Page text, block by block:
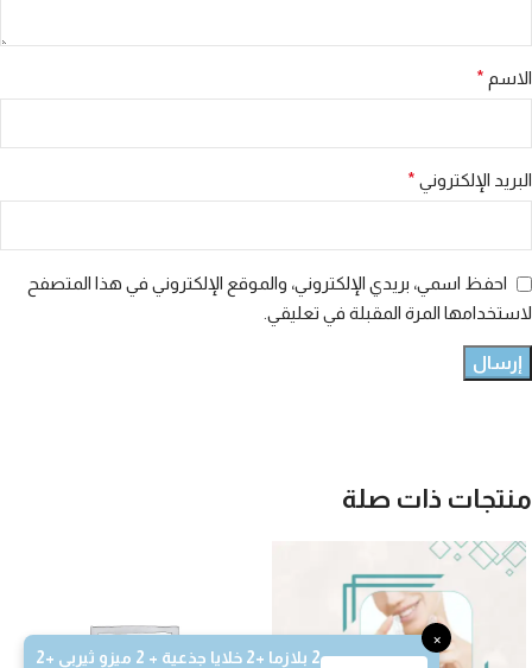
×
2 بلازما +2 خلايا جذعية + 2 ميزو ثيربي +2
الاسم *
البريد الإلكتروني *
احفظ اسمي، بريدي الإلكتروني، والموقع الإلكتروني في هذا المتصفح
لاستخدامها المرة المقبلة في تعليقي.
منتجات ذات صلة